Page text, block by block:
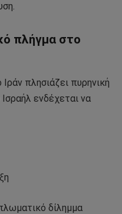
πλήγμα στο
πλησιάζει πυρηνική
ενδέχεται να
δίλημμα